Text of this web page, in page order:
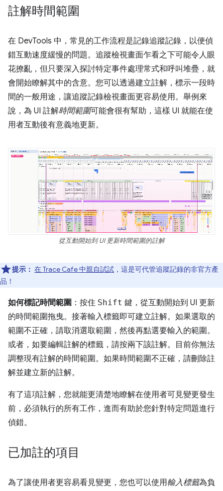
註解時間範圍
在 DevTools 中，常見的工作流程是記錄追蹤記錄，以便偵
錯互動速度緩慢的問題。追蹤檢視畫面乍看之下可能令人眼
花撩亂，但只要深入探討特定事件處理常式和呼叫堆疊，就
會開始瞭解其中的含意。您可以透過建立註解，標示一段時
間的一般用途，讓追蹤記錄檢視畫面更容易使用。舉例來
說，為 UI 註解時間範圍可能會很有幫助，這樣 UI 就能在使
用者互動後有意義地更新。
從互動開始到 UI 更新時間範圍的註解
提示： 在 Trace Cafe 中親自試試 ，這是可代管追蹤記錄的非官方產
品！
如何標記時間範圍 ：按住 Shift 鍵，從互動開始到 UI 更新
的時間範圍拖曳。接著輸入標籤即可建立註解。如果選取的
範圍不正確，請取消選取範圍，然後再點選要輸入的範圍。
或者，如要編輯註解的標籤，請按兩下該註解。目前你無法
調整現有註解的時間範圍。如果時間範圍不正確，請刪除註
解並建立新的註解。
有了這項註解，您就能更清楚地瞭解在使用者可見變更發生
前，必須執行的所有工作，進而有助於您針對特定問題進行
偵錯。
已加註的項目
為了讓使用者更容易看見變更，您也可以使用輸入標籤為負